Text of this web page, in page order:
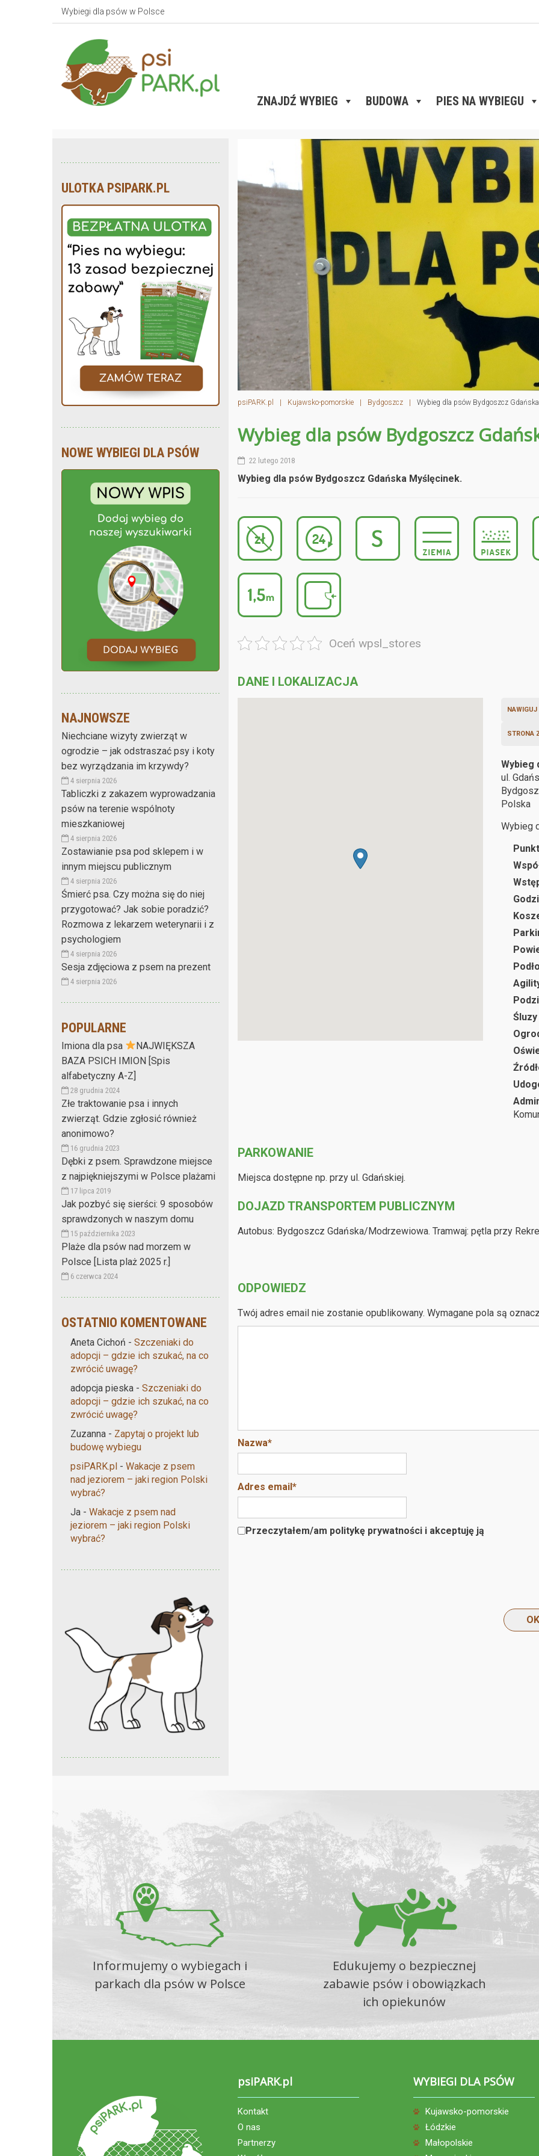
Wybiegi dla psów w Polsce
ZNAJDŹ WYBIEG BUDOWA PIES NA WYBIEGU
ULOTKA PSIPARK.PL
NOWE WYBIEGI DLA PSÓW
NAJNOWSZE
Niechciane wizyty zwierząt w
ogrodzie – jak odstraszać psy i koty
bez wyrządzania im krzywdy?
4 sierpnia 2026
Tabliczki z zakazem wyprowadzania
psów na terenie wspólnoty
mieszkaniowej
4 sierpnia 2026
Zostawianie psa pod sklepem i w
innym miejscu publicznym
4 sierpnia 2026
Śmierć psa. Czy można się do niej
przygotować? Jak sobie poradzić?
Rozmowa z lekarzem weterynarii i z
psychologiem
4 sierpnia 2026
Sesja zdjęciowa z psem na prezent
4 sierpnia 2026
POPULARNE
Imiona dla psa
NAJWIĘKSZA
BAZA PSICH IMION [Spis
alfabetyczny A-Z]
28 grudnia 2024
Złe traktowanie psa i innych
zwierząt. Gdzie zgłosić również
anonimowo?
16 grudnia 2023
Dębki z psem. Sprawdzone miejsce
z najpiękniejszymi w Polsce plażami
17 lipca 2019
Jak pozbyć się sierści: 9 sposobów
sprawdzonych w naszym domu
15 października 2023
Plaże dla psów nad morzem w
Polsce [Lista plaż 2025 r.]
6 czerwca 2024
OSTATNIO KOMENTOWANE
Aneta Cichoń - Szczeniaki do
adopcji – gdzie ich szukać, na co
zwrócić uwagę?
adopcja pieska - Szczeniaki do
adopcji – gdzie ich szukać, na co
zwrócić uwagę?
Zuzanna - Zapytaj o projekt lub
budowę wybiegu
psiPARK.pl - Wakacje z psem
nad jeziorem – jaki region Polski
wybrać?
Ja - Wakacje z psem nad
jeziorem – jaki region Polski
wybrać?
psiPARK.pl | Kujawsko-pomorskie | Bydgoszcz | Wybieg dla psów Bydgoszcz
Wybieg dla psów Bydgoszcz
22 lutego 2018
Wybieg dla psów Bydgoszcz Gdańska Myślęcinek.
Oceń wpsl_stores
DANE I LOKALIZACJA
NAWIGUJ
STRONA
Wybieg
ul.
Polska
Wybieg
PARKOWANIE
Miejsca dostępne np. przy ul. Gdańskiej.
DOJAZD TRANSPORTEM PUBLICZNYM
Autobus: Bydgoszcz Gdańska/Modrzewiowa. Tramwaj: pętla przy
ODPOWIEDZ
Twój adres email nie zostanie opublikowany. Wymagane pola są
Nazwa*
Adres email*
Przeczytałem/am politykę prywatności i akceptuję ją
Informujemy o wybiegach i
parkach dla psów w Polsce
Edukujemy o bezpiecznej
zabawie psów i obowiązkach
ich opiekunów
psiPARK.pl
Kontakt
O nas
Partnerzy
WYBIEGI DLA PSÓW
Kujawsko-pomorskie
Łódzkie
Małopolskie